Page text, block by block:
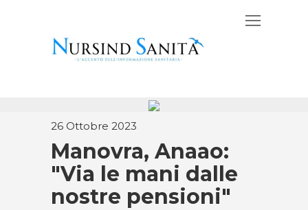
26 Ottobre 2023
Manovra, Anaao:
"Via le mani dalle
nostre pensioni"